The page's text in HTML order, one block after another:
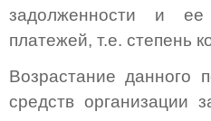
задолженности и ее
платежей, т.е. степень
Возрастание данного
средств организации